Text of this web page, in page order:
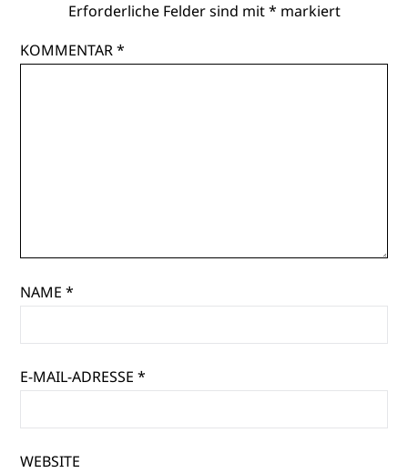
Erforderliche Felder sind mit* markiert
KOMMENTAR*
NAME*
E-MAIL-ADRESSE*
WEBSITE